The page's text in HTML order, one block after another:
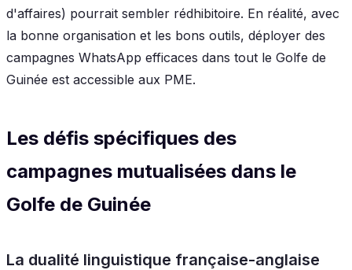
d'affaires) pourrait sembler rédhibitoire. En réalité, avec
la bonne organisation et les bons outils, déployer des
campagnes WhatsApp efficaces dans tout le Golfe de
Guinée est accessible aux PME.
Les défis spécifiques des
campagnes mutualisées dans le
Golfe de Guinée
La dualité linguistique française-anglaise